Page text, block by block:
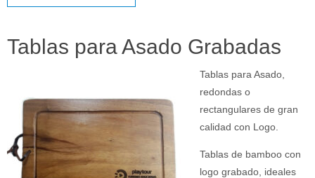
Tablas para Asado Grabadas
Tablas para Asado,
redondas o
rectangulares de gran
calidad con Logo.
Tablas de bamboo con
logo grabado, ideales